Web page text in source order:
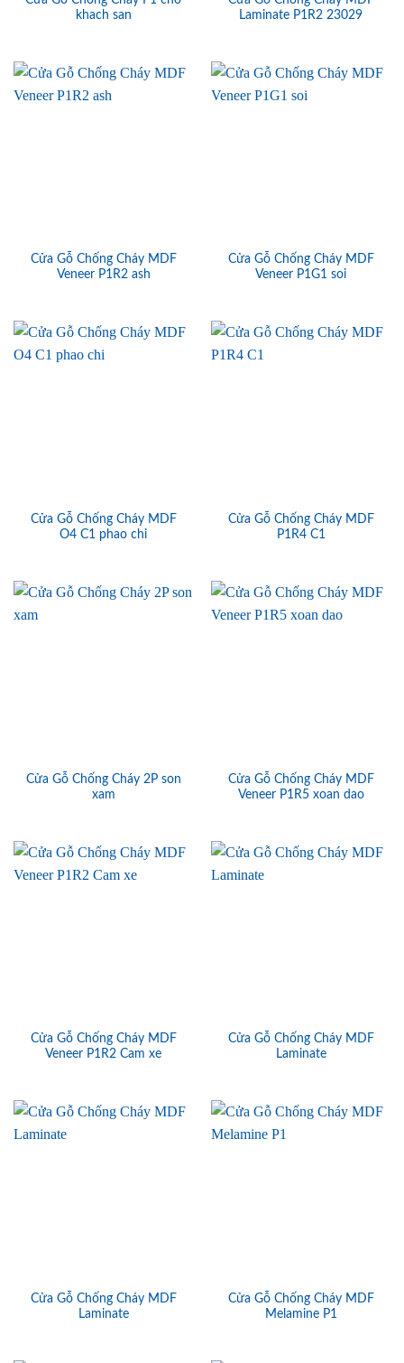
khach san
Laminate P1R2 23029
Cửa Gỗ Chống Cháy MDF
Veneer P1R2 ash
Cửa Gỗ Chống Cháy MDF
Veneer P1G1 soi
Cửa Gỗ Chống Cháy MDF
O4 C1 phao chi
Cửa Gỗ Chống Cháy MDF
P1R4 C1
Cửa Gỗ Chống Cháy 2P son
xam
Cửa Gỗ Chống Cháy MDF
Veneer P1R5 xoan dao
Cửa Gỗ Chống Cháy MDF
Veneer P1R2 Cam xe
Cửa Gỗ Chống Cháy MDF
Laminate
Cửa Gỗ Chống Cháy MDF
Laminate
Cửa Gỗ Chống Cháy MDF
Melamine P1